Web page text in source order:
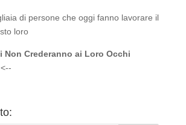
di persone che oggi fanno lavorare il
loro
Non Crederanno ai Loro Occhi